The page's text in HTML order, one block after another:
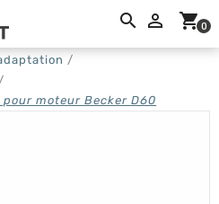
 shopping_cart0
moteur Becker D60